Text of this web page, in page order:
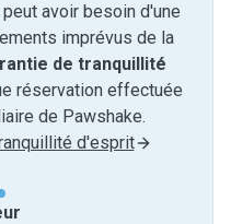
avoir besoin d'une
imprévus de la
de tranquillité
réservation effectuée
de Pawshake.
d'esprit